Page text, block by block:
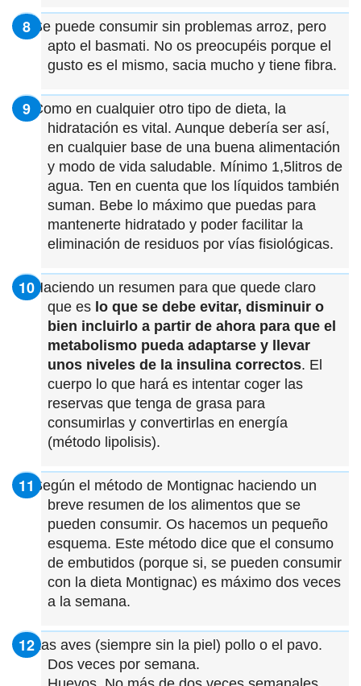
Se puede consumir sin problemas arroz, pero
apto el basmati. No os preocupéis porque el
gusto es el mismo, sacia mucho y tiene fibra.
Como en cualquier otro tipo de dieta, la
hidratación es vital. Aunque debería ser así,
en cualquier base de una buena alimentación
y modo de vida saludable. Mínimo 1,5litros de
agua. Ten en cuenta que los líquidos también
suman. Bebe lo máximo que puedas para
mantenerte hidratado y poder facilitar la
eliminación de residuos por vías fisiológicas.
Haciendo un resumen para que quede claro
que es lo que se debe evitar, disminuir o
bien incluirlo a partir de ahora para que el
metabolismo pueda adaptarse y llevar
unos niveles de la insulina correctos. El
cuerpo lo que hará es intentar coger las
reservas que tenga de grasa para
consumirlas y convertirlas en energía
(método lipolisis).
Según el método de Montignac haciendo un
breve resumen de los alimentos que se
pueden consumir. Os hacemos un pequeño
esquema. Este método dice que el consumo
de embutidos (porque si, se pueden consumir
con la dieta Montignac) es máximo dos veces
a la semana.
Las aves (siempre sin la piel) pollo o el pavo.
Dos veces por semana.